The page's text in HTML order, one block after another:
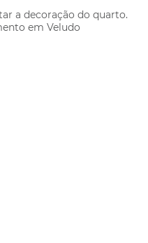
a decoração do quarto.
em Veludo